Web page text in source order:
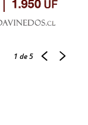
1 de 5